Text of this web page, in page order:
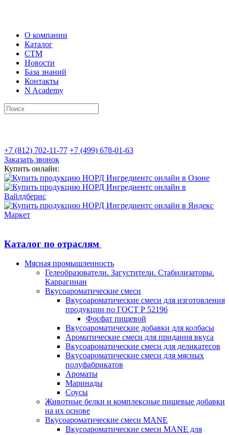
О компании
Каталог
СТМ
Новости
База знаний
Контакты
N Academy
+7 (812) 702-11-77 +7 (499) 678-01-63
Заказать звонок
Купить онлайн:
Каталог по отраслям
Мясная промышленность
Гелеобразователи. Загустители. Стабилизаторы.
Каррагинан
Вкусоароматические смеси
Вкусоароматические смеси для изготовления
продукции по ГОСТ Р 52196
Фосфат пищевой
Вкусоароматические добавки для колбасы
Ароматические смеси для придания вкуса
Вкусоароматические смеси для деликатесов
Вкусоароматические смеси для мясных
полуфабрикатов
Ароматы
Маринады
Соусы
Животные белки и комплексные пищевые добавки
на их основе
Вкусоароматические смеси MANE
Вкусоароматические смеси MANE для